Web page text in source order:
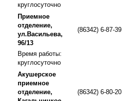
круглосуточно
Приемное
отделение,
ул.Васильева,
96/13
(86342) 6-87-39
Время работы:
круглосуточно
Акушерское
приемное
отделение,
(86342) 6-80-20